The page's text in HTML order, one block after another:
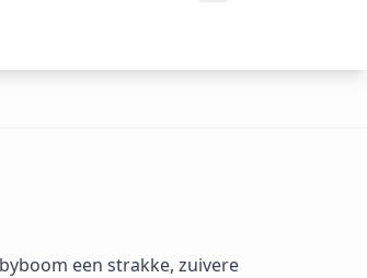
een strakke, zuivere